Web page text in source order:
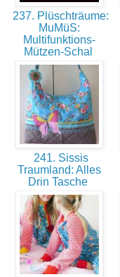
237. Plüschträume:
MuMüS:
Multifunktions-
Mützen-Schal
241. Sissis
Traumland: Alles
Drin Tasche